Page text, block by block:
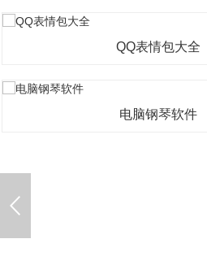
QQ表情包大全
电脑钢琴软件